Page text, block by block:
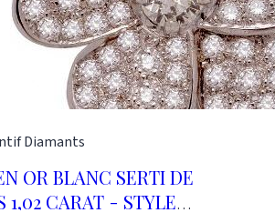
Diamants
OR BLANC SERTI DE
1,02 CARAT - STYLE